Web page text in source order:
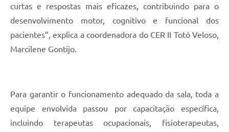
curtas e respostas mais eficazes, contribuindo para o
desenvolvimento motor, cognitivo e funcional dos
pacientes”, explica a coordenadora do CER II Totó Veloso,
Marcilene Gontijo.
Para garantir o funcionamento adequado da sala, toda a
equipe envolvida passou por capacitação específica,
incluindo terapeutas ocupacionais, fisioterapeutas,